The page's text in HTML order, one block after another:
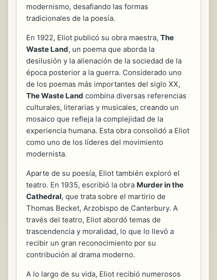
modernismo, desafiando las formas
tradicionales de la poesía.
En 1922, Eliot publicó su obra maestra, The
Waste Land, un poema que aborda la
desilusión y la alienación de la sociedad de la
época posterior a la guerra. Considerado uno
de los poemas más importantes del siglo XX,
The Waste Land combina diversas referencias
culturales, literarias y musicales, creando un
mosaico que refleja la complejidad de la
experiencia humana. Esta obra consolidó a Eliot
como uno de los líderes del movimiento
modernista.
Aparte de su poesía, Eliot también exploró el
teatro. En 1935, escribió la obra Murder in the
Cathedral, que trata sobre el martirio de
Thomas Becket, Arzobispo de Canterbury. A
través del teatro, Eliot abordó temas de
trascendencia y moralidad, lo que lo llevó a
recibir un gran reconocimiento por su
contribución al drama moderno.
A lo largo de su vida, Eliot recibió numerosos